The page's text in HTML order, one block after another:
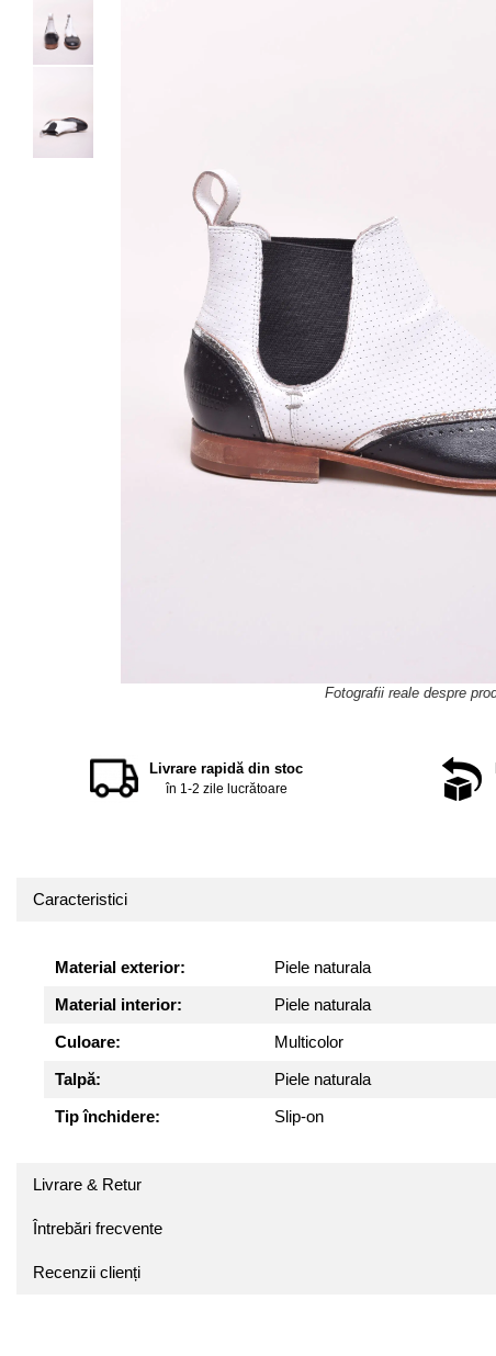
Livrare rapidă din stoc
în 1-2 zile lucrătoare
Caracteristici
Material exterior:
Piele naturala
Material interior:
Piele naturala
Culoare:
Multicolor
Talpă:
Piele naturala
Tip închidere:
Slip-on
Livrare & Retur
Întrebări frecvente
Recenzii clienți